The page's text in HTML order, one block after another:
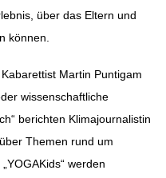
über das Eltern und
können.
Martin Puntigam
wissenschaftliche
berichten Klimajournalistin
Themen rund um
werden